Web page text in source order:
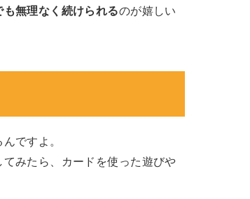
無理なく続けられるのが嬉しい
ですよ。
みたら、カードを使った遊びや